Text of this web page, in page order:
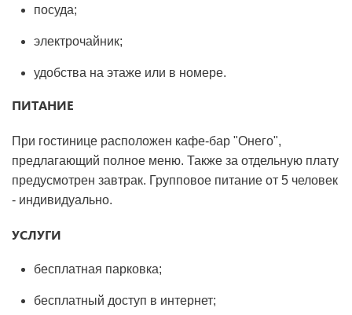
посуда;
электрочайник;
удобства на этаже или в номере.
ПИТАНИЕ
При гостинице расположен кафе-бар "Онего",
предлагающий полное меню. Также за отдельную плату
предусмотрен завтрак. Групповое питание от 5 человек
- индивидуально.
УСЛУГИ
бесплатная парковка;
бесплатный доступ в интернет;